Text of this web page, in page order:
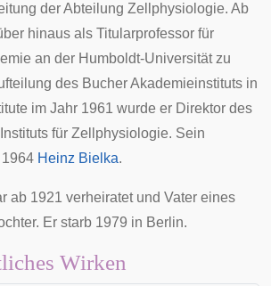
der Abteilung Zellphysiologie. Ab
hinaus als Titularprofessor für
an der Humboldt-Universität zu
des Bucher Akademieinstituts in
im Jahr 1961 wurde er Direktor des
Instituts für Zellphysiologie. Sein
Heinz Bielka.
ab 1921 verheiratet und Vater eines
Er starb 1979 in Berlin.
Wirken